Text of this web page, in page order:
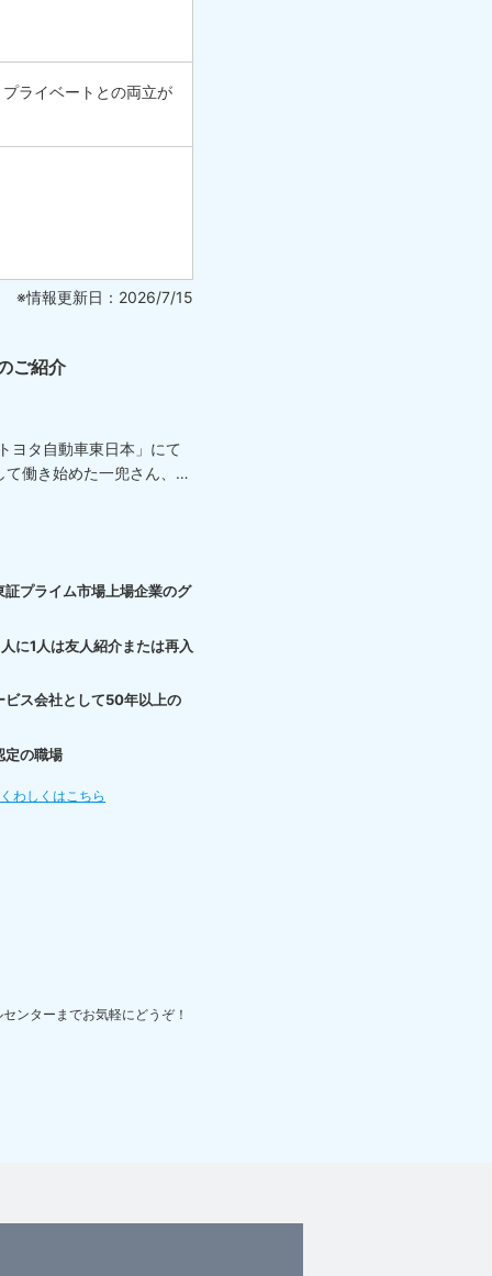
ライベートとの両立が
※情報更新日：2026/7/15
ご紹介
ヨタ自動車東日本」にて
働き始めた一兜さん、
証プライム市場上場企業のグ
に1人は友人紹介または再入
ビス会社として50年以上の
定の職場
わしくはこちら
ンターまでお気軽にどうぞ！